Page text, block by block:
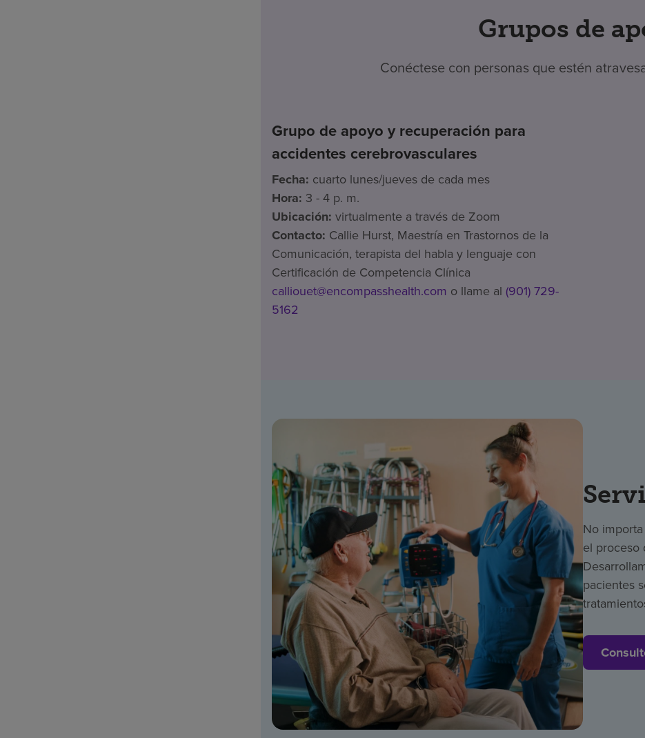
Grupos de
Conéctese con personas que estén
Grupo de apoyo y recuperación para
accidentes cerebrovasculares
Fecha: cuarto lunes/jueves de cada mes
Hora: 3 - 4 p. m.
Ubicación: virtualmente a través de Zoom
Contacto: Callie Hurst, Maestría en Trastornos de la
Comunicación, terapista del habla y lenguaje con
Certificación de Competencia Clínica
calliouet@encompasshealth.com o llame al (901) 729-
5162
No
el proceso
pacientes